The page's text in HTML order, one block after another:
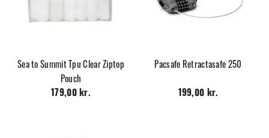
Sea to Summit Tpu Clear Ziptop
Pouch
179,00 kr.
Pacsafe Retractasafe 250
199,00 kr.